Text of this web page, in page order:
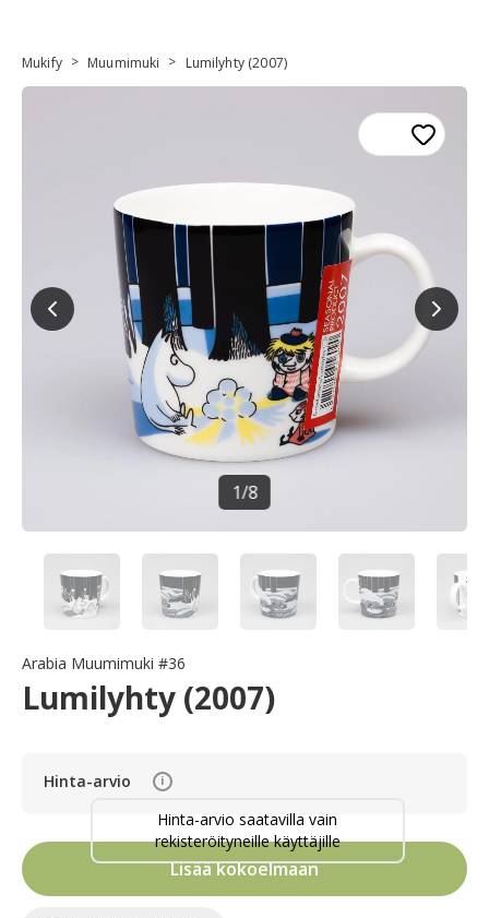
Mukify > Muumimuki > Lumilyhty (2007)
1/8
Arabia Muumimuki #36
Lumilyhty (2007)
Hinta-arvio i
Hinta-arvio saatavilla vain
rekisteröityneille käyttäjille
Lisää kokoelmaan